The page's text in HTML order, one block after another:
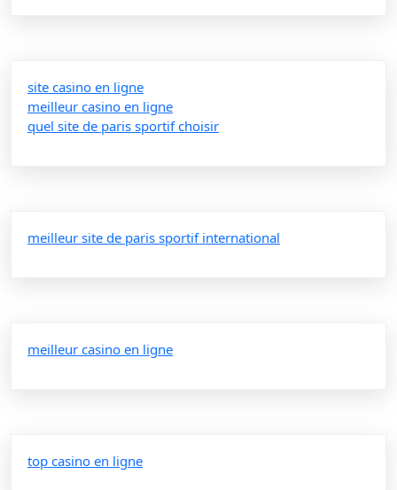
site casino en ligne
meilleur casino en ligne
quel site de paris sportif choisir
meilleur site de paris sportif international
meilleur casino en ligne
top casino en ligne